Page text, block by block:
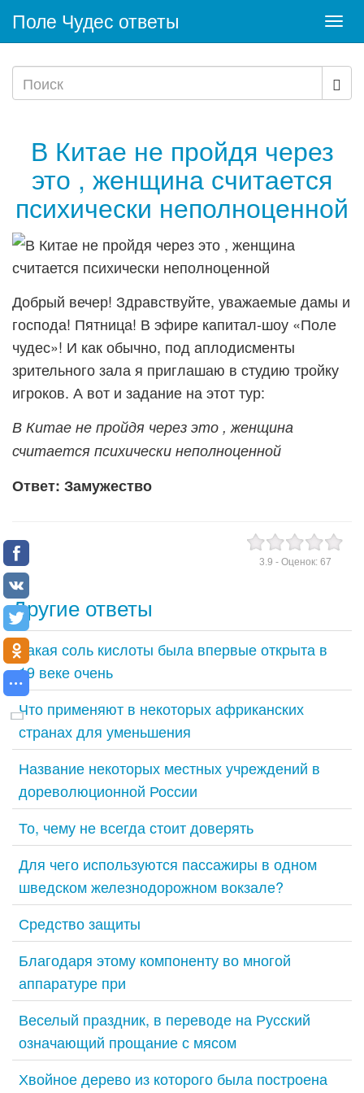
Поле Чудес ответы
В Китае не пройдя через
это , женщина считается
психически неполноценной
Добрый вечер! Здравствуйте, уважаемые дамы и
господа! Пятница! В эфире капитал-шоу «Поле
чудес»! И как обычно, под аплодисменты
зрительного зала я приглашаю в студию тройку
игроков. А вот и задание на этот тур:
В Китае не пройдя через это , женщина
считается психически неполноценной
Ответ: Замужество
3.9 - Оценок: 67
Другие ответы
Какая соль кислоты была впервые открыта в
19 веке очень
Что применяют в некоторых африканских
странах для уменьшения
Название некоторых местных учреждений в
дореволюционной России
То, чему не всегда стоит доверять
Для чего используются пассажиры в одном
шведском железнодорожном вокзале?
Средство защиты
Благодаря этому компоненту во многой
аппаратуре при
Веселый праздник, в переводе на Русский
означающий прощание с мясом
Хвойное дерево из которого была построена